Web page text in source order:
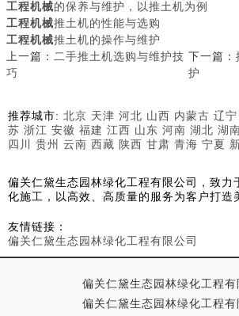
工程机械的保养与维护，以推土机为例
工程机械推土机的性能与选购
工程机械推土机的操作与维护
上一篇： 二手推土机选购与维护技
巧
下一篇：
护
推荐城市: 北京 天津 河北 山西 内蒙古 辽宁
苏 浙江 安徽 福建 江西 山东 河南 湖北 湖
四川
贵州 云南 西藏 陕西 甘肃 青海 宁夏
偏关仁黛生态园林绿化工程有限公司，致力
化施工，以高效、高质量的服务为客户打造
友情链接：
偏关仁黛生态园林绿化工程有限公司
偏关仁黛生态园林绿化工程有
偏关仁黛生态园林绿化工程有